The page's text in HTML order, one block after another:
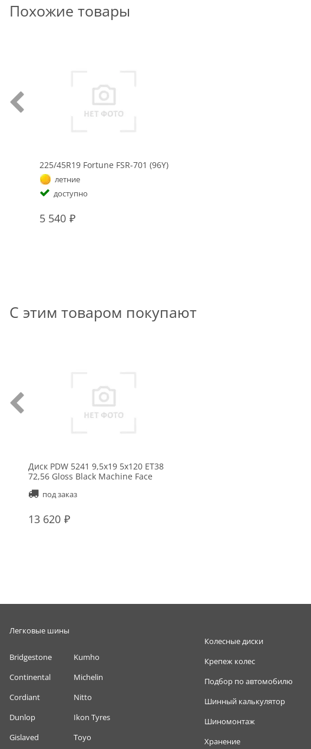
Похожие товары
225/45R19 Fortune FSR-701 (96Y)
летние
доступно
5 540
С этим товаром покупают
Диск PDW 5241 9,5x19 5x120 ET38
72,56 Gloss Black Machine Face
под заказ
13 620
Легковые шины
Bridgestone
Continental
Cordiant
Dunlop
Gislaved
Kumho
Michelin
Nitto
Ikon Tyres
Toyo
Колесные диски
Крепеж колес
Подбор по автомобилю
Шинный калькулятор
Шиномонтаж
Хранение